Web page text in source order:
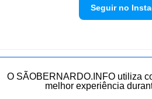
Seguir no
Política de privacidade
O SÃOBERNARDO.INFO utiliza
melhor experiência